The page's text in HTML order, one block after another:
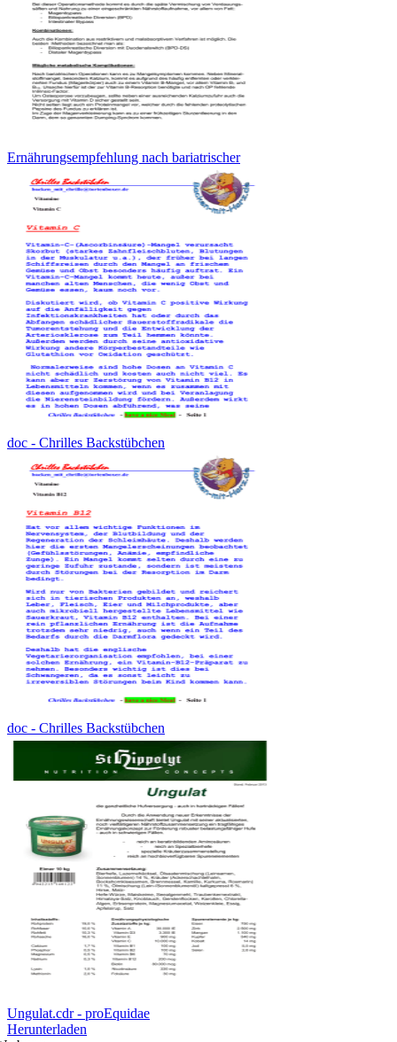
Ernährungsempfehlung nach bariatrischer
doc - Chrilles Backstübchen
doc - Chrilles Backstübchen
Ungulat.cdr - proEquidae
Herunterladen